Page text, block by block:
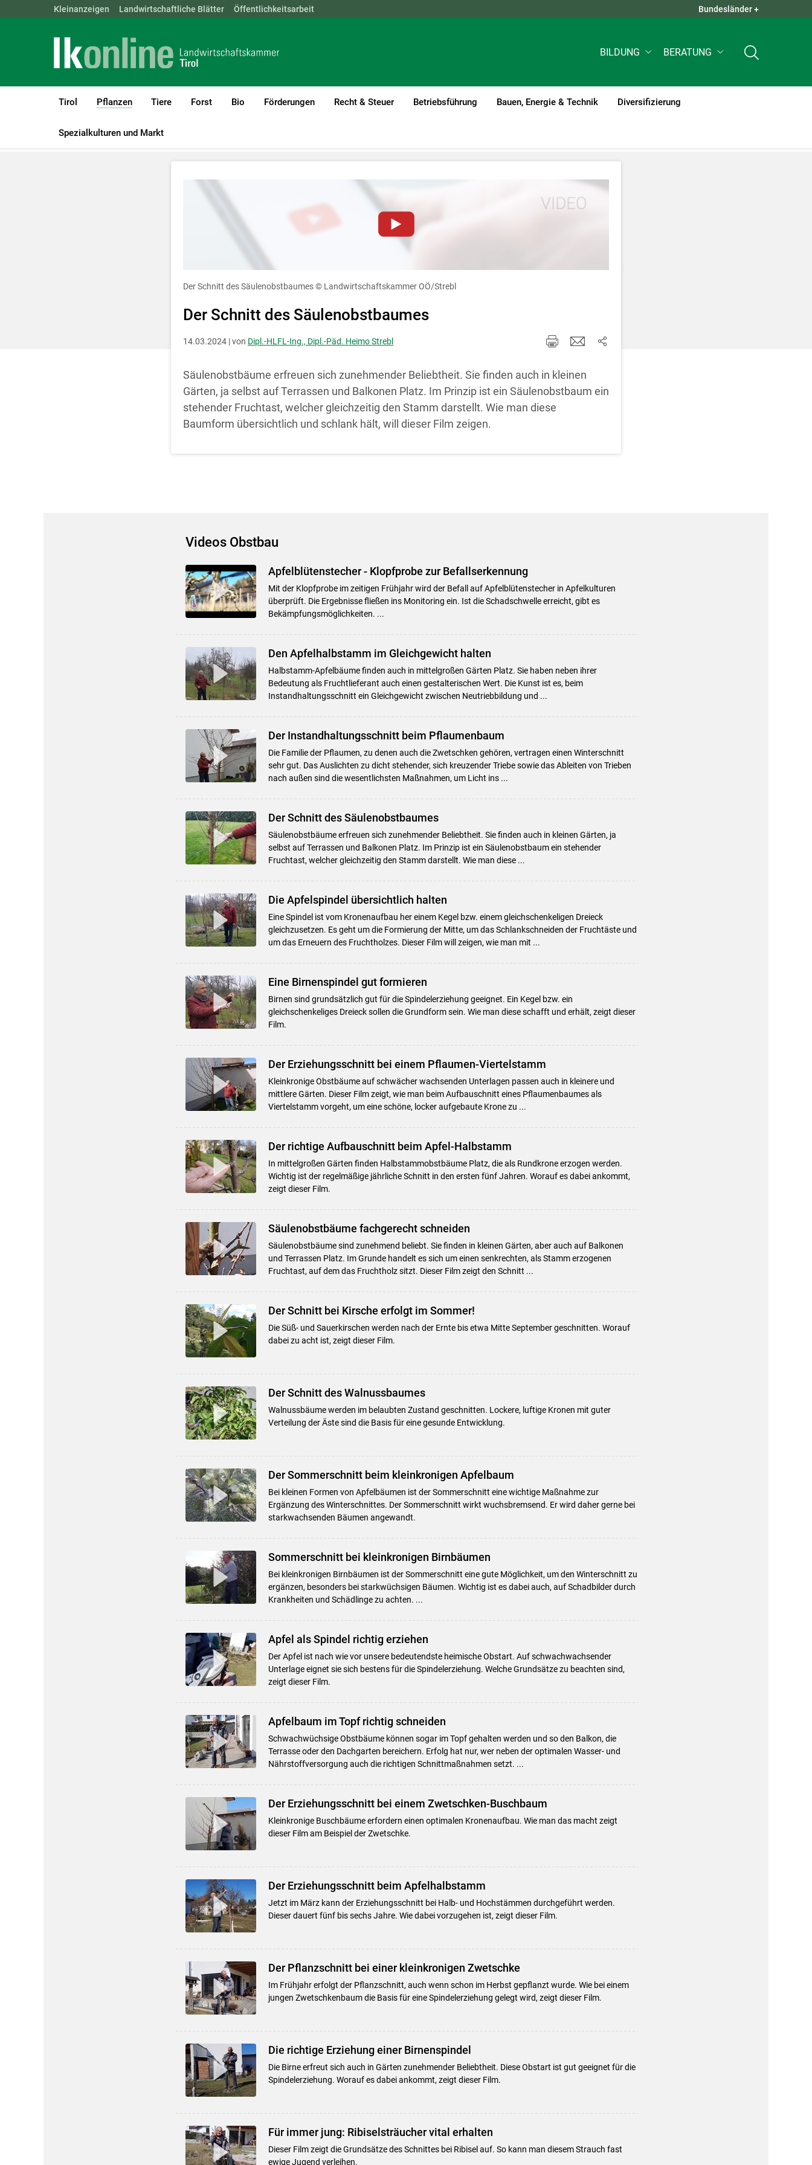
Skip to main content
Landwirtschaftskammern: ÖSTERREICH BGLD KTN NÖ OÖ QUICK LINKS +
Kleinanzeigen Landwirtschaftliche Blätter Öffentlichkeitsarbeit Bundesländer +
BILDUNG BERATUNG
Tirol Pflanzen
(current)1
Tiere Forst Bio Förderungen Recht & Steuer Betriebsführung Bauen, Energie & Technik Diversifizierung
Spezialkulturen und Markt
LK Tirol Pflanzen Videos Pflanzenbau
Zum Abspielen von YouTube-Videos auf dieser Website müssen Cookies gesetzt werden
Für weitere Informationen lesen Sie bitte unsere
Entscheidung für diese Website in den Cookie-Einstellungen jederzeit einsehen und korrigieren
Der Schnitt des Säulenobstbaumes© Landwirtschaftskammer OÖ/Strebl
Der Schnitt des Säulenobstbaumes
14.03.2024 | von Dipl.-HLFL-Ing., Dipl.-Päd. Heimo Strebl
Säulenobstbäume erfreuen sich zunehmender Beliebtheit. Sie finden auch in kleinen
Gärten, ja selbst auf Terrassen und Balkonen Platz. Im Prinzip ist ein Säulenobstbaum ein
stehender Fruchtast, welcher gleichzeitig den Stamm darstellt. Wie man diese
Baumform übersichtlich und schlank hält, will dieser Film zeigen.
Videos Obstbau
Apfelblütenstecher - Klopfprobe zur Befallserkennung
Mit der Klopfprobe im zeitigen Frühjahr wird der Befall auf Apfelblütenstecher in Apfelkulturen
überprüft. Die Ergebnisse fließen ins Monitoring ein. Ist die Schadschwelle erreicht, gibt es
Bekämpfungsmöglichkeiten. ...
Den Apfelhalbstamm im Gleichgewicht halten
Halbstamm-Apfelbäume finden auch in mittelgroßen Gärten Platz. Sie haben neben ihrer
Bedeutung als Fruchtlieferant auch einen gestalterischen Wert. Die Kunst ist es, beim
Instandhaltungsschnitt ein Gleichgewicht zwischen Neutriebbildung und ...
Der Instandhaltungsschnitt beim Pflaumenbaum
Die Familie der Pflaumen, zu denen auch die Zwetschken gehören, vertragen einen Winterschnitt
sehr gut. Das Auslichten zu dicht stehender, sich kreuzender Triebe sowie das Ableiten von Trieben
nach außen sind die wesentlichsten Maßnahmen, um Licht ins ...
Der Schnitt des Säulenobstbaumes
Säulenobstbäume erfreuen sich zunehmender Beliebtheit. Sie finden auch in kleinen Gärten, ja
selbst auf Terrassen und Balkonen Platz. Im Prinzip ist ein Säulenobstbaum ein stehender
Fruchtast, welcher gleichzeitig den Stamm darstellt. Wie man diese ...
Die Apfelspindel übersichtlich halten
Eine Spindel ist vom Kronenaufbau her einem Kegel bzw. einem gleichschenkeligen Dreieck
gleichzusetzen. Es geht um die Formierung der Mitte, um das Schlankschneiden der Fruchtäste und
um das Erneuern des Fruchtholzes. Dieser Film will zeigen, wie man mit ...
Eine Birnenspindel gut formieren
Birnen sind grundsätzlich gut für die Spindelerziehung geeignet. Ein Kegel bzw. ein
gleichschenkeliges Dreieck sollen die Grundform sein. Wie man diese schafft und erhält, zeigt dieser
Film.
Der Erziehungsschnitt bei einem Pflaumen-Viertelstamm
Kleinkronige Obstbäume auf schwächer wachsenden Unterlagen passen auch in kleinere und
mittlere Gärten. Dieser Film zeigt, wie man beim Aufbauschnitt eines Pflaumenbaumes als
Viertelstamm vorgeht, um eine schöne, locker aufgebaute Krone zu ...
Der richtige Aufbauschnitt beim Apfel-Halbstamm
In mittelgroßen Gärten finden Halbstammobstbäume Platz, die als Rundkrone erzogen werden.
Wichtig ist der regelmäßige jährliche Schnitt in den ersten fünf Jahren. Worauf es dabei ankommt,
zeigt dieser Film.
Säulenobstbäume fachgerecht schneiden
Säulenobstbäume sind zunehmend beliebt. Sie finden in kleinen Gärten, aber auch auf Balkonen
und Terrassen Platz. Im Grunde handelt es sich um einen senkrechten, als Stamm erzogenen
Fruchtast, auf dem das Fruchtholz sitzt. Dieser Film zeigt den Schnitt ...
Der Schnitt bei Kirsche erfolgt im Sommer!
Die Süß- und Sauerkirschen werden nach der Ernte bis etwa Mitte September geschnitten. Worauf
dabei zu acht ist, zeigt dieser Film.
Der Schnitt des Walnussbaumes
Walnussbäume werden im belaubten Zustand geschnitten. Lockere, luftige Kronen mit guter
Verteilung der Äste sind die Basis für eine gesunde Entwicklung.
Der Sommerschnitt beim kleinkronigen Apfelbaum
Bei kleinen Formen von Apfelbäumen ist der Sommerschnitt eine wichtige Maßnahme zur
Ergänzung des Winterschnittes. Der Sommerschnitt wirkt wuchsbremsend. Er wird daher gerne bei
starkwachsenden Bäumen angewandt.
Sommerschnitt bei kleinkronigen Birnbäumen
Bei kleinkronigen Birnbäumen ist der Sommerschnitt eine gute Möglichkeit, um den Winterschnitt zu
ergänzen, besonders bei starkwüchsigen Bäumen. Wichtig ist es dabei auch, auf Schadbilder durch
Krankheiten und Schädlinge zu achten. ...
Apfel als Spindel richtig erziehen
Der Apfel ist nach wie vor unsere bedeutendste heimische Obstart. Auf schwachwachsender
Unterlage eignet sie sich bestens für die Spindelerziehung. Welche Grundsätze zu beachten sind,
zeigt dieser Film.
Apfelbaum im Topf richtig schneiden
Schwachwüchsige Obstbäume können sogar im Topf gehalten werden und so den Balkon, die
Terrasse oder den Dachgarten bereichern. Erfolg hat nur, wer neben der optimalen Wasser- und
Nährstoffversorgung auch die richtigen Schnittmaßnahmen setzt. ...
Der Erziehungsschnitt bei einem Zwetschken-Buschbaum
Kleinkronige Buschbäume erfordern einen optimalen Kronenaufbau. Wie man das macht zeigt
dieser Film am Beispiel der Zwetschke.
Der Erziehungsschnitt beim Apfelhalbstamm
Jetzt im März kann der Erziehungsschnitt bei Halb- und Hochstämmen durchgeführt werden.
Dieser dauert fünf bis sechs Jahre. Wie dabei vorzugehen ist, zeigt dieser Film.
Der Pflanzschnitt bei einer kleinkronigen Zwetschke
Im Frühjahr erfolgt der Pflanzschnitt, auch wenn schon im Herbst gepflanzt wurde. Wie bei einem
jungen Zwetschkenbaum die Basis für eine Spindelerziehung gelegt wird, zeigt dieser Film.
Die richtige Erziehung einer Birnenspindel
Die Birne erfreut sich auch in Gärten zunehmender Beliebtheit. Diese Obstart ist gut geeignet für die
Spindelerziehung. Worauf es dabei ankommt, zeigt dieser Film.
Für immer jung: Ribiselsträucher vital erhalten
Dieser Film zeigt die Grundsätze des Schnittes bei Ribisel auf. So kann man diesem Strauch fast
ewige Jugend verleihen.